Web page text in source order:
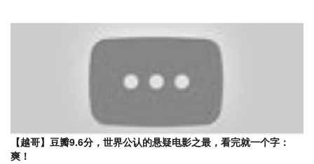
【越哥】豆瓣9.6分，世界公认的悬疑电影之最，看完就一个字：
爽！